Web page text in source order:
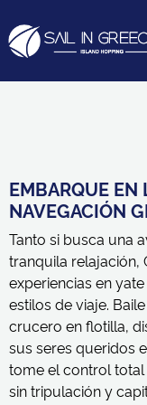
EMBARQUE EN
NAVEGACIÓN
Tanto si busca una
tranquila relajación,
experiencias en
estilos de viaje.
crucero en flotilla,
sus seres queridos
tome el control
sin tripulación y